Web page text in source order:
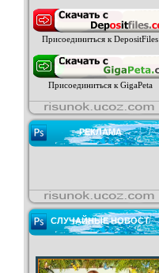
Присоединиться к DepositFiles
Присоединиться к GigaPeta
РЕКЛАМА
СЛУЧАЙНЫЕ НОВОСТ